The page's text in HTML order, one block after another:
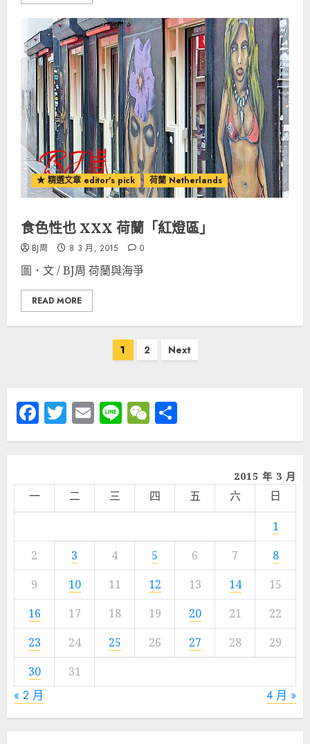
★ 精選文章 editor's pick 荷蘭 Netherlands
食色性也 XXX 荷蘭「紅燈區」
BJ周 8 3 月, 2015 0
圖．文 / BJ周 荷蘭與海爭
READ MORE
頁
1 2 Next
Facebook
Twitter
Email
LineWeChat
享
2015 年 3 月
一 二 三 四 五 六
日
1
2
3 4 5 6 7
8
9
10 11 12 13 14
15
16
17 18 19 20 21
22
23
24 25 26 27 28
29
30
31
« 2 月 4 月 »